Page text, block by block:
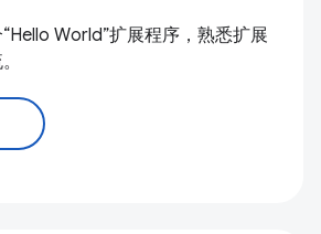
World”扩展程序，熟悉扩展